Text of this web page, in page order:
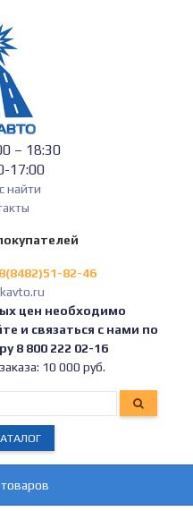
– 18:30
17:00
найти
8(8482)51-82-46
цен необходимо
и связаться с нами по
8 800 222 02-16
10 000 руб.